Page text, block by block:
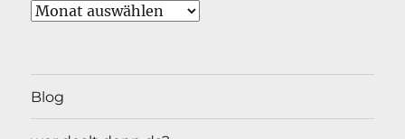
Archiv
Blog